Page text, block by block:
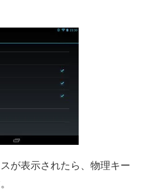
が表示されたら、物理キー